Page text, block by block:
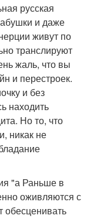
русская
и даже
живут по
транслируют
жаль, что вы
и перестроек.
и без
находить
Но то, что
никак не
"а Раньше в
оживляются с
обесценивать